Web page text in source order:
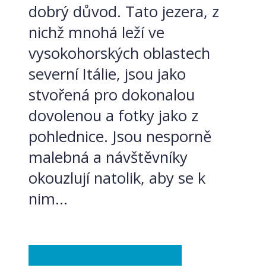
dobrý důvod. Tato jezera, z
nichž mnohá leží ve
vysokohorských oblastech
severní Itálie, jsou jako
stvořená pro dokonalou
dovolenou a fotky jako z
pohlednice. Jsou nesporně
malebná a návštěvníky
okouzlují natolik, aby se k
nim...